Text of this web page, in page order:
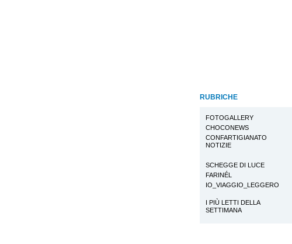
RUBRICHE
FOTOGALLERY
CHOCONEWS
CONFARTIGIANATO
NOTIZIE
SCHEGGE DI LUCE
FARINÉL
IO_VIAGGIO_LEGGERO
I PIÙ LETTI DELLA
SETTIMANA